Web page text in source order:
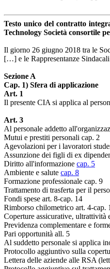
Testo unico del contratto
Technology Società consortile
Il giorno 26 giugno 2018 tra le
[…] e le Rappresentanze
Sezione A
Cap. 1) Sfera di applicazione
Art. 1
Il presente CIA si applica al
Art. 3
Al personale addetto
Mutui e prestiti personali cap. 2
Agevolazioni per i lavoratori
Assunzione dei figli di ex
Diritto all'informazione cap. 5
Ambiente e salute cap. 8
Formazione professionale cap. 9
Trattamento di trasferta per il
Fondi spese art. 8-cap. 14
Rimborso chilometrico art. 4-cap.
Coperture assicurative, ultrattività
Previdenza complementare e
Pari opportunità all. 5
Al suddetto personale si applica
Protocollo aggiuntivo sulla
Lettera delle aziende alle RSA